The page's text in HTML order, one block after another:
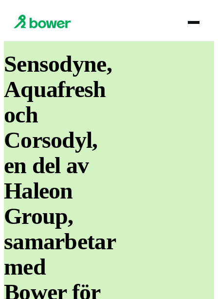
Sensodyne,
Aquafresh
och
Corsodyl,
en del av
Haleon
Group,
samarbetar
med
Bower för